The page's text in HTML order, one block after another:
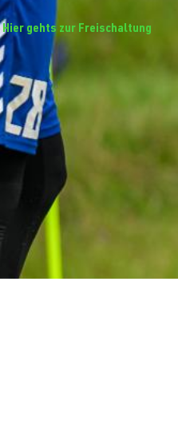
Hier gehts zur Freischaltung